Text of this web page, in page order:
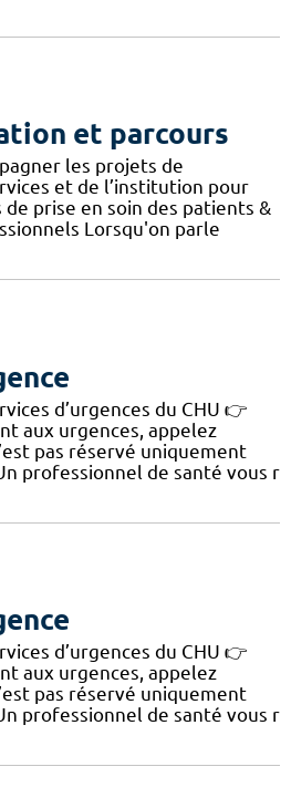
et parcours
les projets de
et de l’institution pour
prise en soin des patients &
Lorsqu'on parle
d’urgences du CHU 👉
aux urgences, appelez
pas réservé uniquement
professionnel de santé vous r
d’urgences du CHU 👉
aux urgences, appelez
pas réservé uniquement
professionnel de santé vous r